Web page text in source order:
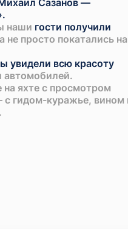
Сазанов —
наши гости получили
а не просто покатались на
увидели всю красоту
автомобилей.
яхте с просмотром
гидом-куражье, вином